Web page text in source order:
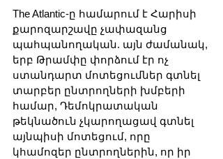
The Atlantic-ը համարում է Հարիսի
քարոզարշավը չափազանց
պահպանողական. այն ժամանակ,
երբ Թրամփը փորձում էր ոչ
ստանդարտ մոտեցումներ գտնել
տարբեր ընտրողների խմբերի
համար, Դեմոկրատական
թեկնածուն չկարողացավ գտնել
այնպիսի մոտեցում, որը
կհամոզեր ընտրողներին, որ իր